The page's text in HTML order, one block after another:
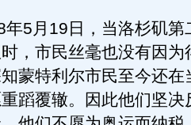
5月19日，当洛杉矶第
，市民丝毫也没有因为
蒙特利尔市民至今还在
蹈覆辙。因此他们坚决